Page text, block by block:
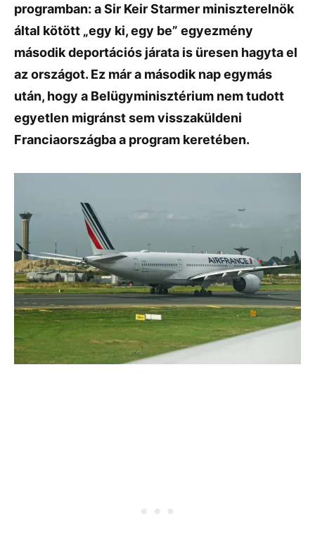
programban: a Sir Keir Starmer miniszterelnök
által kötött „egy ki, egy be” egyezmény
második deportációs járata is üresen hagyta el
az országot. Ez már a második nap egymás
után, hogy a Belügyminisztérium nem tudott
egyetlen migránst sem visszaküldeni
Franciaországba a program keretében.